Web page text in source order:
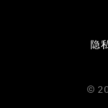
隐
©